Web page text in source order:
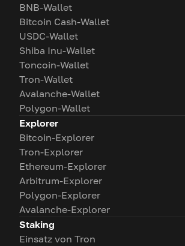
BNB-Wallet
Bitcoin Cash-Wallet
USDC-Wallet
Shiba Inu-Wallet
Toncoin-Wallet
Tron-Wallet
Avalanche-Wallet
Polygon-Wallet
Explorer
Bitcoin-Explorer
Tron-Explorer
Ethereum-Explorer
Arbitrum-Explorer
Polygon-Explorer
Avalanche-Explorer
Staking
Einsatz von Tron